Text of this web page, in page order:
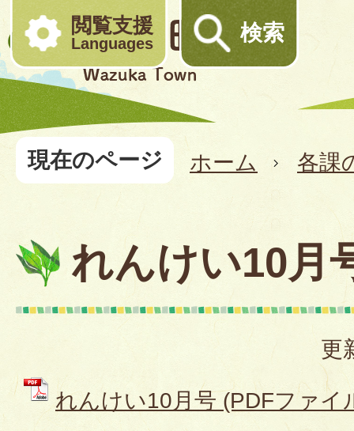
閲覧支援
Languages 検索
現在のページ ホーム 各課
れんけい10月
更
れんけい10月号 (PDFファイ